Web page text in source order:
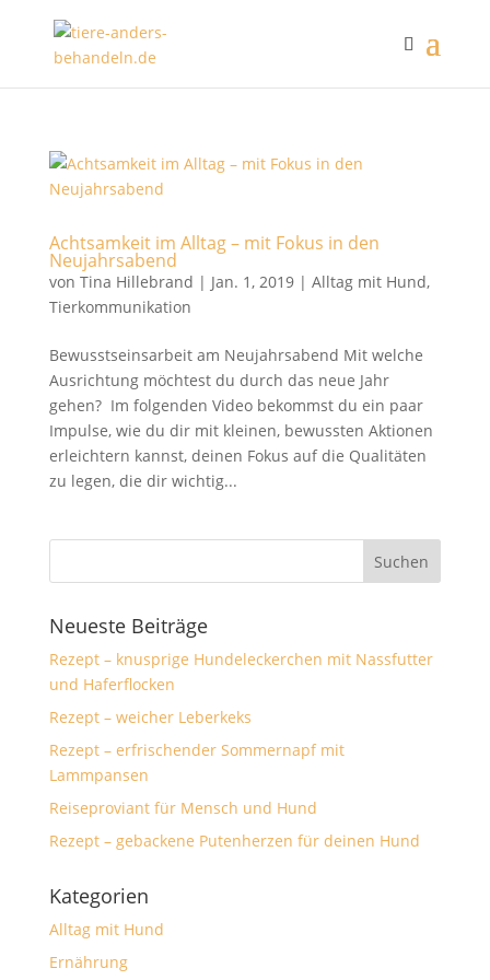
Achtsamkeit im Alltag – mit Fokus in den
Neujahrsabend
von Tina Hillebrand | Jan. 1, 2019| Alltag mit Hund,
Tierkommunikation
Bewusstseinsarbeit am Neujahrsabend Mit welche
Ausrichtung möchtest du durch das neue Jahr
gehen? Im folgenden Video bekommst du ein paar
Impulse, wie du dir mit kleinen, bewussten Aktionen
erleichtern kannst, deinen Fokus auf die Qualitäten
zu legen, die dir wichtig...
Neueste Beiträge
Rezept – knusprige Hundeleckerchen mit Nassfutter
und Haferflocken
Rezept – weicher Leberkeks
Rezept – erfrischender Sommernapf mit
Lammpansen
Reiseproviant für Mensch und Hund
Rezept – gebackene Putenherzen für deinen Hund
Kategorien
Alltag mit Hund
Ernährung